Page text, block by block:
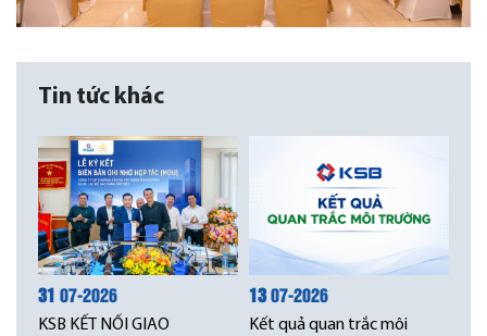
Tin tức khác
31 07-2026
KSB KẾT NỐI GIAO
1307-2026
Kết quả quan trắc môi